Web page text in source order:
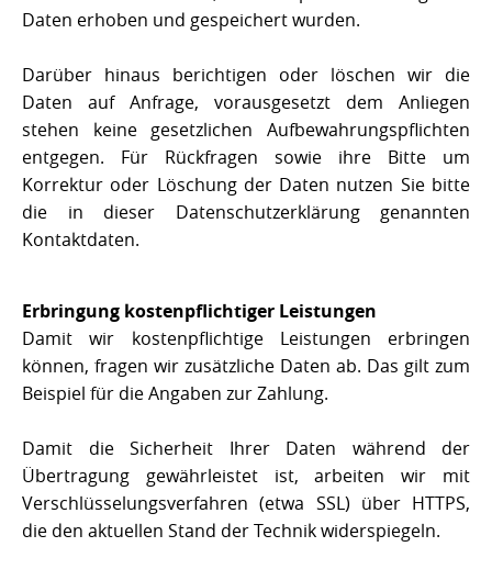
Daten erhoben und gespeichert wurden.
Darüber hinaus berichtigen oder löschen wir die
Daten auf Anfrage, vorausgesetzt dem Anliegen
stehen keine gesetzlichen Aufbewahrungspflichten
entgegen. Für Rückfragen sowie ihre Bitte um
Korrektur oder Löschung der Daten nutzen Sie bitte
die in dieser Datenschutzerklärung genannten
Kontaktdaten.
Erbringung kostenpflichtiger Leistungen
Damit wir kostenpflichtige Leistungen erbringen
können, fragen wir zusätzliche Daten ab. Das gilt zum
Beispiel für die Angaben zur Zahlung.
Damit die Sicherheit Ihrer Daten während der
Übertragung gewährleistet ist, arbeiten wir mit
Verschlüsselungsverfahren (etwa SSL) über HTTPS,
die den aktuellen Stand der Technik widerspiegeln.